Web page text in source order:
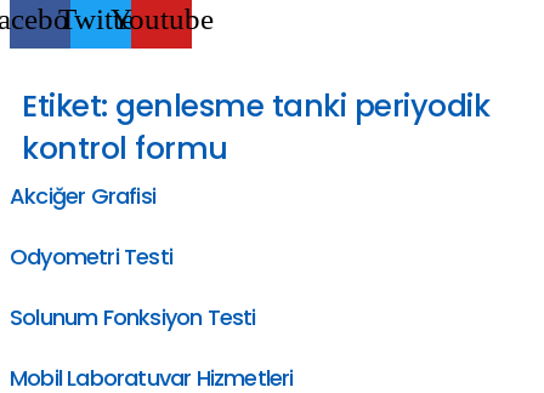
TwitterYoutube
Etiket: genlesme tanki periyodik
kontrol formu
Akciğer Grafisi
Odyometri Testi
Solunum Fonksiyon Testi
Mobil Laboratuvar Hizmetleri